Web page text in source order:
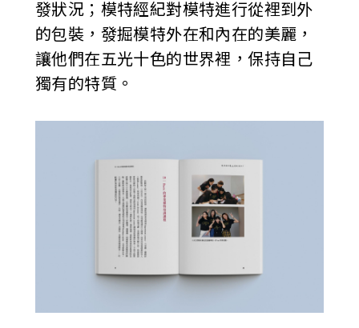
發狀況；模特經紀對模特進行從裡到外
的包裝，發掘模特外在和內在的美麗，
讓他們在五光十色的世界裡，保持自己
獨有的特質。